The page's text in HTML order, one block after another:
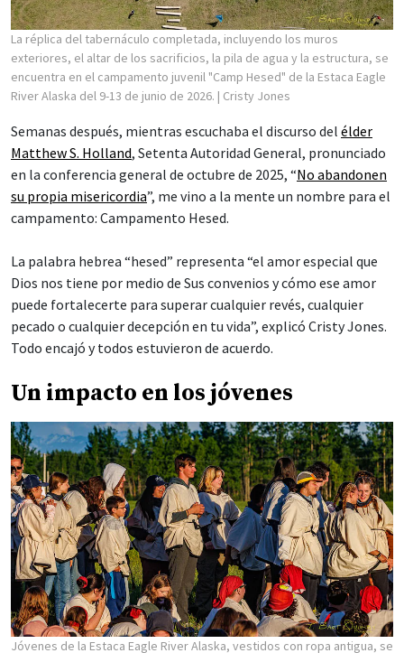
La réplica del tabernáculo completada, incluyendo los muros
exteriores, el altar de los sacrificios, la pila de agua y la estructura, se
encuentra en el campamento juvenil "Camp Hesed" de la Estaca Eagle
River Alaska del 9-13 de junio de 2026. | Cristy Jones
Semanas después, mientras escuchaba el discurso del élder
Matthew S. Holland, Setenta Autoridad General, pronunciado
en la conferencia general de octubre de 2025, “No abandonen
su propia misericordia”, me vino a la mente un nombre para el
campamento: Campamento Hesed.
La palabra hebrea “hesed” representa “el amor especial que
Dios nos tiene por medio de Sus convenios y cómo ese amor
puede fortalecerte para superar cualquier revés, cualquier
pecado o cualquier decepción en tu vida”, explicó Cristy Jones.
Todo encajó y todos estuvieron de acuerdo.
Un impacto en los jóvenes
Jóvenes de la Estaca Eagle River Alaska, vestidos con ropa antigua, se